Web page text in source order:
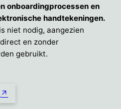
onboardingprocessen en
handtekeningen.
niet nodig, aangezien
en zonder
gebruikt.